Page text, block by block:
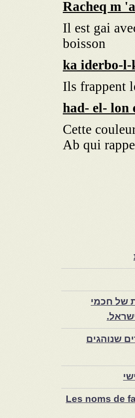
Racheq m '
Il est gai
boisson
ka iderbo-
Ils frappent
had- el- lon
Cette
Ab qui
של חכמי
שנוהגים
Les noms de